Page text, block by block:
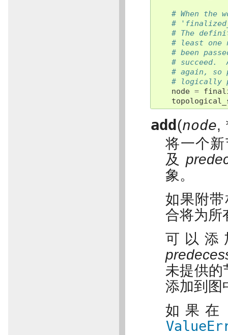
# When the
#
# The
# least one
# been
# succeed.
# again, so
# logically
node =
add (node,
将一个
及
象。
如果附
合将为所
可以
未提供
添加到图
如果